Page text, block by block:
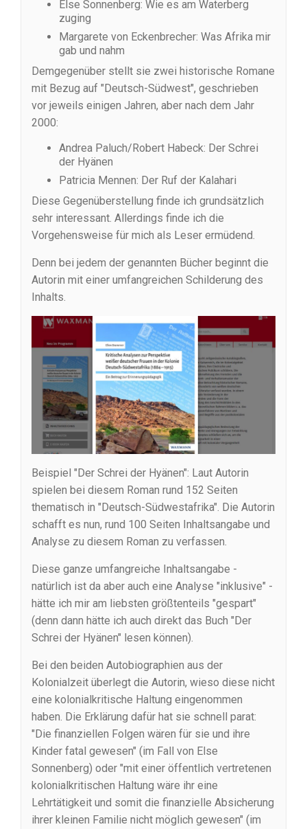
Else Sonnenberg: Wie es am Waterberg
zuging
Margarete von Eckenbrecher: Was Afrika mir
gab und nahm
Demgegenüber stellt sie zwei historische Romane
mit Bezug auf "Deutsch-Südwest", geschrieben
vor jeweils einigen Jahren, aber nach dem Jahr
2000:
Andrea Paluch/Robert Habeck: Der Schrei
der Hyänen
Patricia Mennen: Der Ruf der Kalahari
Diese Gegenüberstellung finde ich grundsätzlich
sehr interessant. Allerdings finde ich die
Vorgehensweise für mich als Leser ermüdend.
Denn bei jedem der genannten Bücher beginnt die
Autorin mit einer umfangreichen Schilderung des
Inhalts.
Beispiel "Der Schrei der Hyänen": Laut Autorin
spielen bei diesem Roman rund 152 Seiten
thematisch in "Deutsch-Südwestafrika". Die Autorin
schafft es nun, rund 100 Seiten Inhaltsangabe und
Analyse zu diesem Roman zu verfassen.
Diese ganze umfangreiche Inhaltsangabe -
natürlich ist da aber auch eine Analyse "inklusive" -
hätte ich mir am liebsten größtenteils "gespart"
(denn dann hätte ich auch direkt das Buch "Der
Schrei der Hyänen" lesen können).
Bei den beiden Autobiographien aus der
Kolonialzeit überlegt die Autorin, wieso diese nicht
eine kolonialkritische Haltung eingenommen
haben. Die Erklärung dafür hat sie schnell parat:
"Die finanziellen Folgen wären für sie und ihre
Kinder fatal gewesen" (im Fall von Else
Sonnenberg) oder "mit einer öffentlich vertretenen
kolonialkritischen Haltung wäre ihr eine
Lehrtätigkeit und somit die finanzielle Absicherung
ihrer kleinen Familie nicht möglich gewesen" (im